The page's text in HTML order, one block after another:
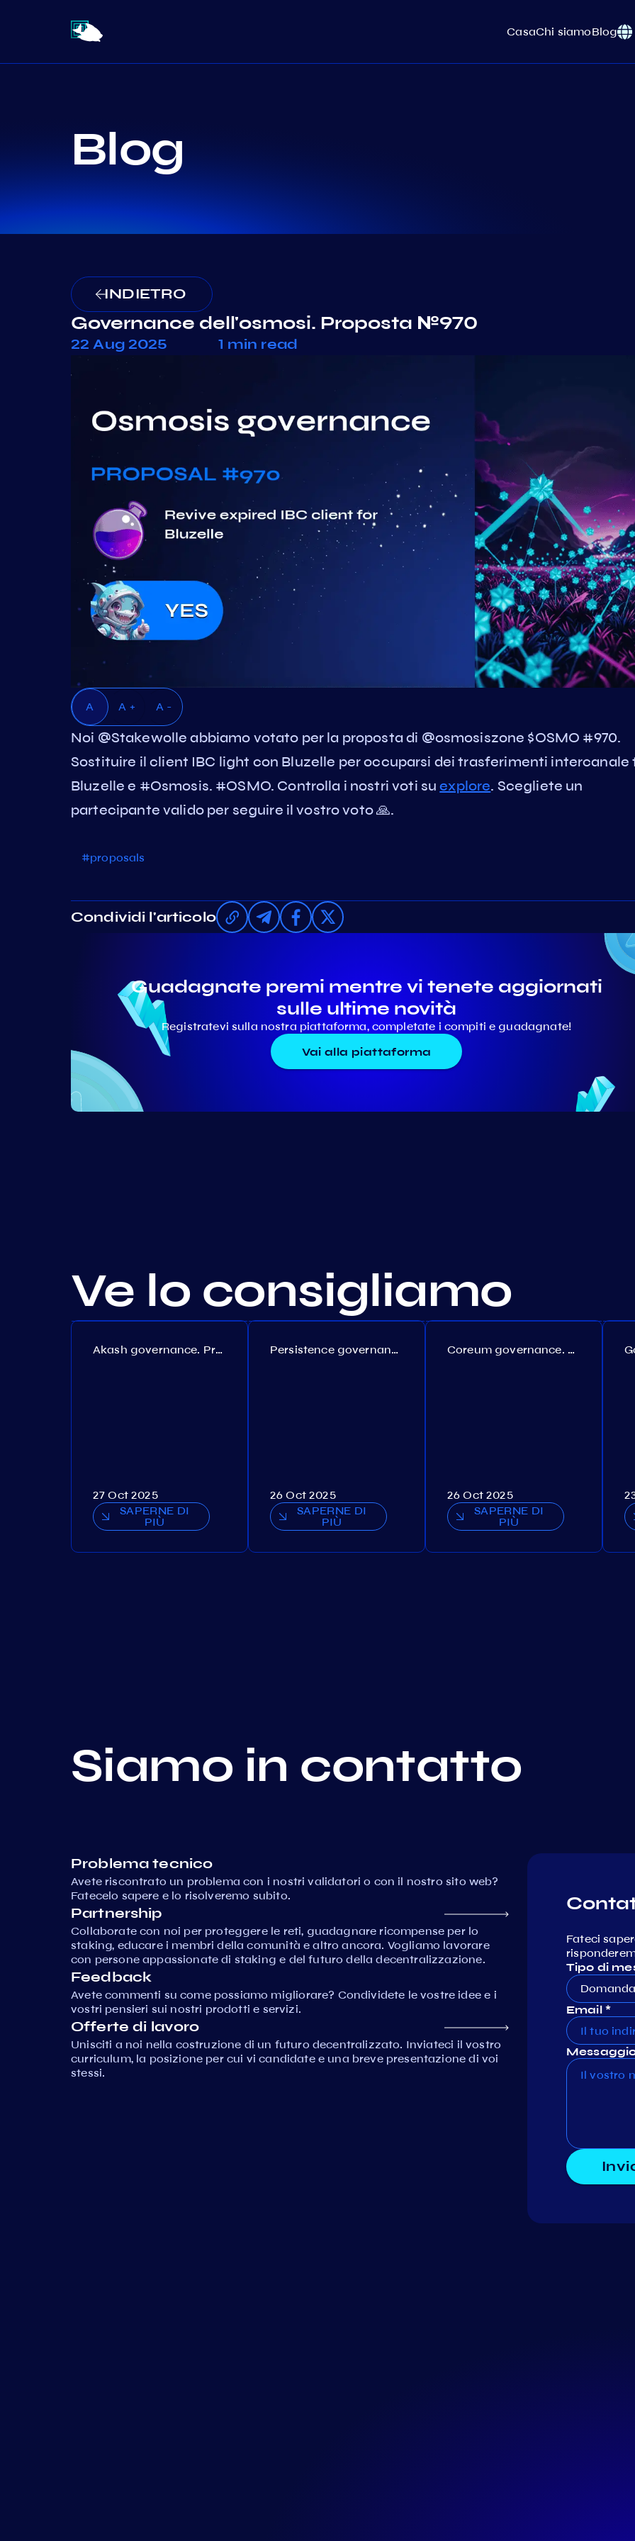
CasaChi siamoBlog
Blog
INDIETRO
Governance dell'osmosi. Proposta №970
22 Aug 2025 1 min read
A A + A -
Noi @Stakewolle abbiamo votato per la proposta di @osmosiszone $OSMO #970.
Sostituire il client IBC light con Bluzelle per occuparsi dei trasferimenti intercanale
Bluzelle e #Osmosis. #OSMO. Controlla i nostri voti suexplore. Scegliete un
partecipante valido per seguire il vostro voto 🙏.
#proposals
Condividi l'articolo
Guadagnate premi mentre vi tenete aggiornati
sulle ultime novità
Registratevi sulla nostra piattaforma, completate i compiti e guadagnate!
Vai alla piattaforma
Ve lo consigliamo
Akash governance. Proposal №308
27 Oct 2025
SAPERNE DI
PIÙ
Persistence governance. Proposal №150
26 Oct 2025
SAPERNE DI
PIÙ
Coreum governance. Proposal №22
26 Oct 2025
SAPERNE DI
PIÙ
Siamo in contatto
Problema tecnico
Avete riscontrato un problema con i nostri validatori o con il nostro sito web?
Fatecelo sapere e lo risolveremo subito.
Partnership
Collaborate con noi per proteggere le reti, guadagnare ricompense per lo
staking, educare i membri della comunità e altro ancora. Vogliamo lavorare
con persone appassionate di staking e del futuro della decentralizzazione.
Feedback
Avete commenti su come possiamo migliorare? Condividete le vostre idee e i
vostri pensieri sui nostri prodotti e servizi.
Offerte di lavoro
Unisciti a noi nella costruzione di un futuro decentralizzato. Inviateci il vostro
curriculum, la posizione per cui vi candidate e una breve presentazione di voi
stessi.
Fateci
Tipo di
Email *